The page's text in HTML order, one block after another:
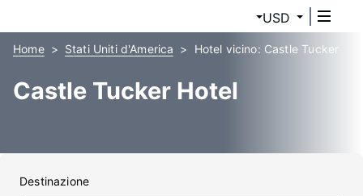
USD
Home Stati Uniti d'America Hotel vicino: Castle Tucker
Castle Tucker Hotel
Destinazione